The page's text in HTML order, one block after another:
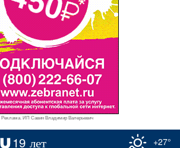
Реклама. ИП Савин Владимир Валерьевич
+27°